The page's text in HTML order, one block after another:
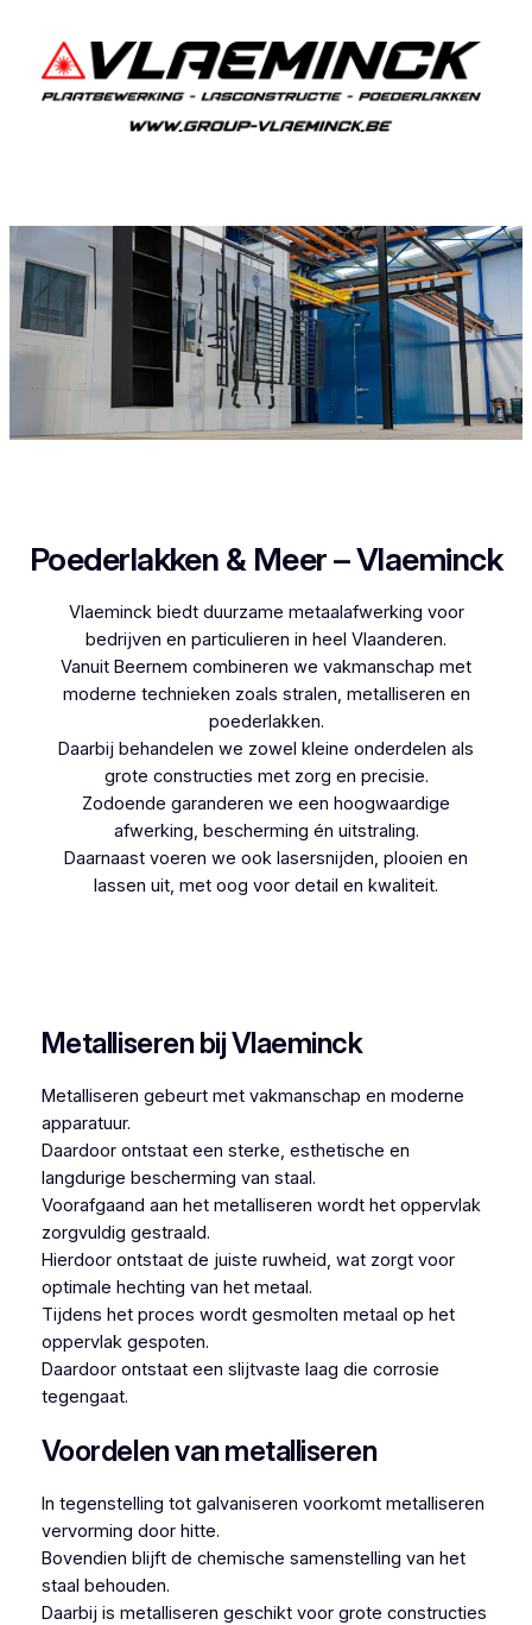
Poederlakken & Meer – Vlaeminck
Vlaeminck biedt duurzame metaalafwerking voor
bedrijven en particulieren in heel Vlaanderen.
Vanuit Beernem combineren we vakmanschap met
moderne technieken zoals stralen, metalliseren en
poederlakken.
Daarbij behandelen we zowel kleine onderdelen als
grote constructies met zorg en precisie.
Zodoende garanderen we een hoogwaardige
afwerking, bescherming én uitstraling.
Daarnaast voeren we ook lasersnijden, plooien en
lassen uit, met oog voor detail en kwaliteit.
Metalliseren bij Vlaeminck
Metalliseren gebeurt met vakmanschap en moderne
apparatuur.
Daardoor ontstaat een sterke, esthetische en
langdurige bescherming van staal.
Voorafgaand aan het metalliseren wordt het oppervlak
zorgvuldig gestraald.
Hierdoor ontstaat de juiste ruwheid, wat zorgt voor
optimale hechting van het metaal.
Tijdens het proces wordt gesmolten metaal op het
oppervlak gespoten.
Daardoor ontstaat een slijtvaste laag die corrosie
tegengaat.
Voordelen van metalliseren
In tegenstelling tot galvaniseren voorkomt metalliseren
vervorming door hitte.
Bovendien blijft de chemische samenstelling van het
staal behouden.
Daarbij is metalliseren geschikt voor grote constructies